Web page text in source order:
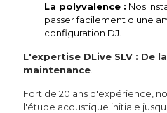
La polyvalence : Nos
passer facilement d'une
configuration DJ.
L'expertise DLive SLV : De
maintenance
Fort de 20 ans d'expérience,
l'étude acoustique initiale